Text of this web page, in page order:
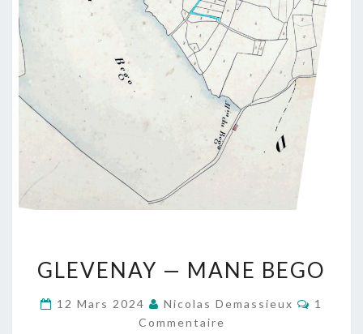
—
BEGO
GLEVENAY — MANE BEGO
12 Mars 2024 Nicolas Demassieux
1
Commentaire